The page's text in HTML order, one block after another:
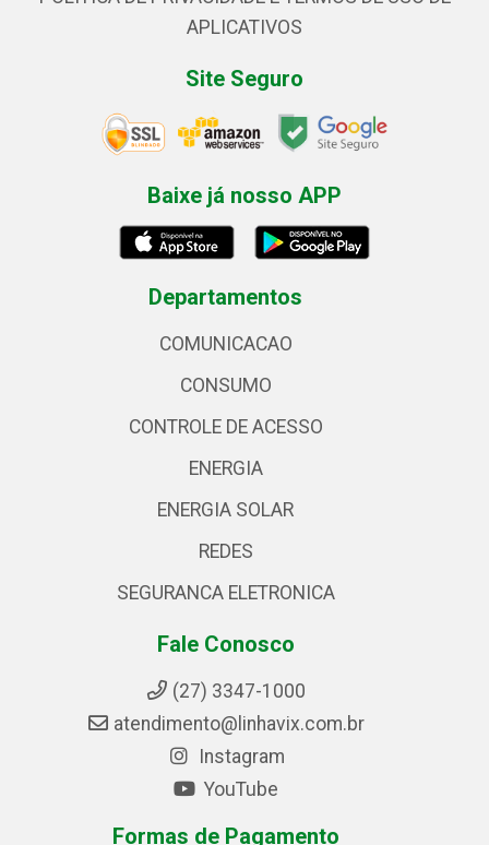
APLICATIVOS
Site Seguro
Baixe já nosso APP
Departamentos
COMUNICACAO
CONSUMO
CONTROLE DE ACESSO
ENERGIA
ENERGIA SOLAR
REDES
SEGURANCA ELETRONICA
Fale Conosco
(27) 3347-1000
atendimento@linhavix.com.br
Instagram
YouTube
Formas de Pagamento